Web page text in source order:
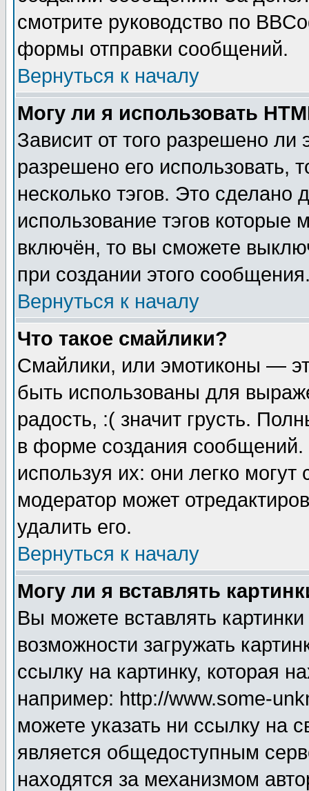
смотрите руководство по
формы отправки сообщений.
Вернуться к началу
Могу ли я использовать
Зависит от того разрешено
разрешено его использовать,
несколько тэгов. Это сделано
использование тэгов
включён, то вы сможете
при создании этого
Вернуться к началу
Что такое смайлики?
Смайлики, или эмотиконы —
быть использованы для
радость, :( значит грусть.
в форме создания сообщений.
используя их: они легко
модератор может
удалить его.
Вернуться к началу
Могу ли я вставлять
Вы можете вставлять
возможности загружать
ссылку на картинку, которая
например: http://www.some-
можете указать ни ссылку на
является общедоступным
находятся за механизмом